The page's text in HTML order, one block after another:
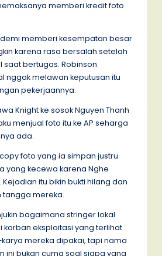
memberi kredit foto
memberi kesempatan besar
karena rasa bersalah setelah
saat bertugas. Robinson
nggak melawan keputusan itu
pekerjaannya.
Knight ke sosok Nguyen Thanh
menjual foto itu ke AP seharga
ada.
foto yang ia simpan justru
yang kecewa karena Nghe
itu bikin bukti hilang dan
tangga mereka.
bagaimana stringer lokal
korban eksploitasi yang terlihat
mereka dipakai, tapi nama
ini bukan cuma soal siapa yang